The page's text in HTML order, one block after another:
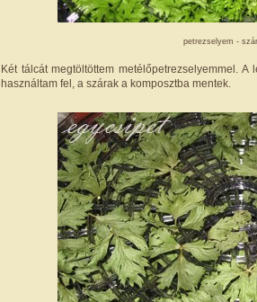
petrezselyem -
Két tálcát megtöltöttem metélőpetrezselyemmel.
használtam fel, a szárak a komposztba mentek.